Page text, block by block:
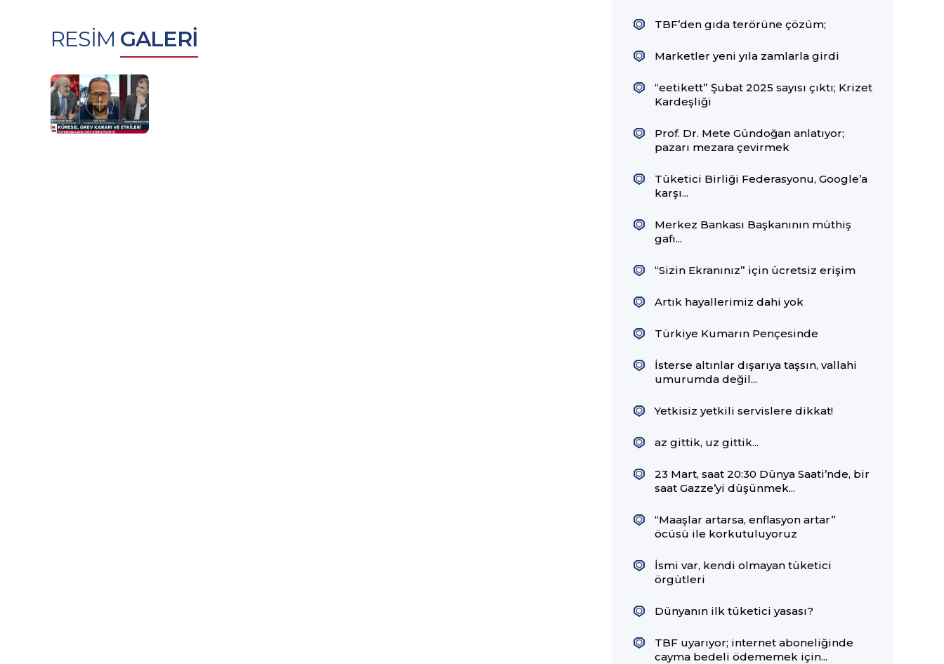
RESİM GALERİ
TBF’den gıda terörüne çözüm;
Marketler yeni yıla zamlarla girdi
“eetikett” Şubat 2025 sayısı çıktı; Krizet
Kardeşliği
Prof. Dr. Mete Gündoğan anlatıyor;
pazarı mezara çevirmek
Tüketici Birliği Federasyonu, Google’a
karşı...
Merkez Bankası Başkanının müthiş
gafı...
“Sizin Ekranınız” için ücretsiz erişim
Artık hayallerimiz dahi yok
Türkiye Kumarın Pençesinde
İsterse altınlar dışarıya taşsın, vallahi
umurumda değil...
Yetkisiz yetkili servislere dikkat!
az gittik, uz gittik...
23 Mart, saat 20:30 Dünya Saati’nde, bir
saat Gazze’yi düşünmek...
“Maaşlar artarsa, enflasyon artar”
öcüsü ile korkutuluyoruz
İsmi var, kendi olmayan tüketici
örgütleri
Dünyanın ilk tüketici yasası?
TBF uyarıyor; internet aboneliğinde
cayma bedeli ödememek için...